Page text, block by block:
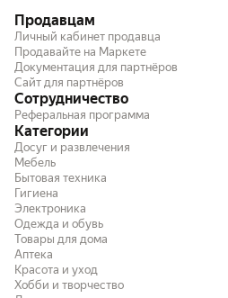
Продавцам
Личный кабинет продавца
Продавайте на Маркете
Документация для партнёров
Сайт для партнёров
Сотрудничество
Реферальная программа
Категории
Досуг и развлечения
Мебель
Бытовая техника
Гигиена
Электроника
Одежда и обувь
Товары для дома
Аптека
Красота и уход
Хобби и творчество